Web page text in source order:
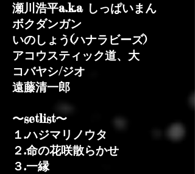
瀬川浩平a.k.a しっぱいまん
ボクダンガン
いのしょう(ハナラビーズ)
アコウスティック道、大
コバヤシ/ジオ
遠藤清一郎​
〜setlist〜
​１.ハジマリノウタ
２.命の花咲散らかせ
３.一縁